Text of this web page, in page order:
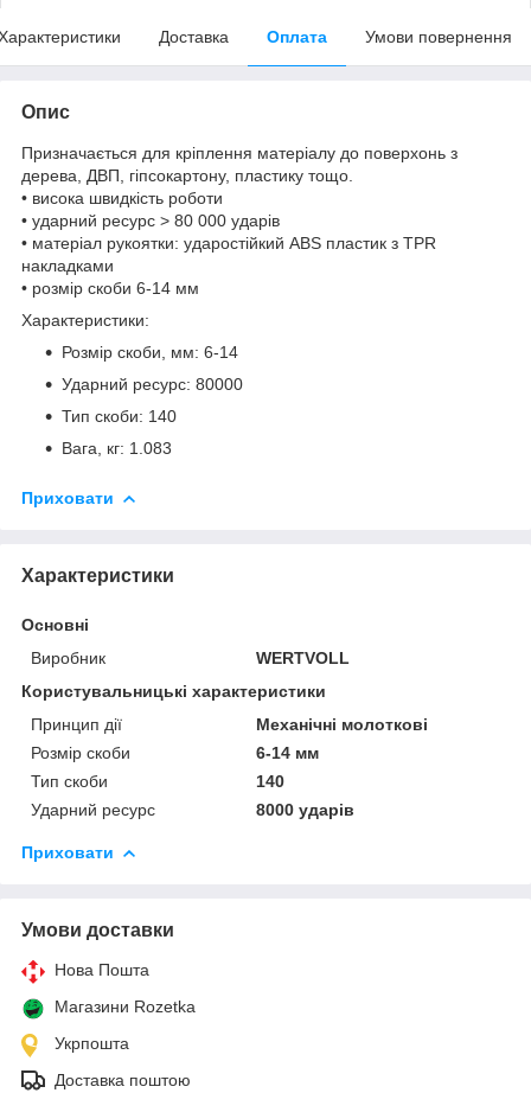
Доставка Оплата Умови повернення
Опис
Призначається для кріплення матеріалу до поверхонь з
дерева, ДВП, гіпсокартону, пластику тощо.
• висока швидкість роботи
• ударний ресурс > 80 000 ударів
• матеріал рукоятки: ударостійкий ABS пластик з TPR
накладками
• розмір скоби 6-14 мм
Характеристики:
Розмір скоби, мм: 6-14
Ударний ресурс: 80000
Тип скоби: 140
Вага, кг: 1.083
Приховати
Характеристики
Основні
Виробник
WERTVOLL
Користувальницькі характеристики
Принцип дії
Механічні молоткові
Розмір скоби
6-14 мм
Тип скоби
140
Ударний ресурс
8000 ударів
Приховати
Умови доставки
Нова Пошта
Магазини Rozetka
Укрпошта
Доставка поштою